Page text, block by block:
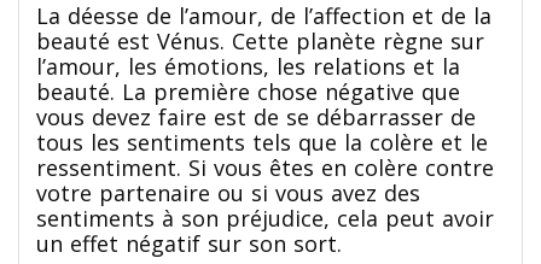
La déesse de l’amour, de l’affection et de la
beauté est Vénus. Cette planète règne sur
l’amour, les émotions, les relations et la
beauté. La première chose négative que
vous devez faire est de se débarrasser de
tous les sentiments tels que la colère et le
ressentiment. Si vous êtes en colère contre
votre partenaire ou si vous avez des
sentiments à son préjudice, cela peut avoir
un effet négatif sur son sort.